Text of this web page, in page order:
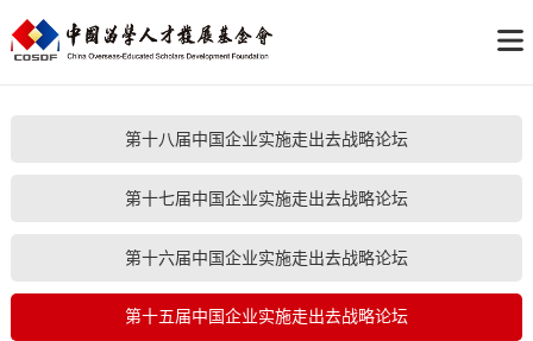
第十八届中国企业实施走出去战略论坛
第十七届中国企业实施走出去战略论坛
第十六届中国企业实施走出去战略论坛
第十五届中国企业实施走出去战略论坛